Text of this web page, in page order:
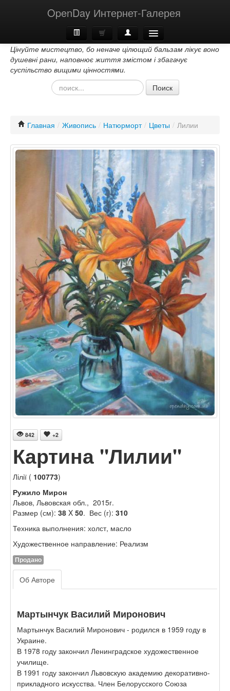
OpenDay Интернет-Галерея
Главная
О Нас
Цінуйте мистецтво, бо неначе цілющий бальзам лікує воно
душевні рани, наповнює життя змістом і збагачує
суспільство вищими цінностями.
Поиск
Главная / Живопись / Натюрморт / Цветы / Лилии
842 +2
Картина "Лилии"
Лілії ( 100773)
Ружило Мирон
Львов, Львовская обл., 2015г.
Размер (см): 38 X 50. Вес (г): 310
Техника выполнения: холст, масло
Художественное направление: Реализм
Продано
Об Авторе
Мартынчук Василий Миронович
Мартынчук Василий Миронович - родился в 1959 году в
Украине.
В 1978 году закончил Ленинградское художественное
училище.
В 1991 году закончил Львовскую академию декоративно-
прикладного искусства. Член Белорусского Союза